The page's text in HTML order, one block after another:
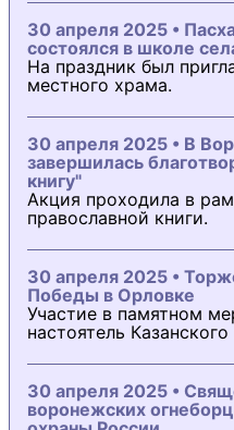
30 апреля 2025 •
состоялся в школе
На праздник был
местного храма.
30 апреля 2025 • В
завершилась
книгу"
Акция проходила в
православной книги.
30 апреля 2025 •
Победы в Орловке
Участие в памятном
настоятель
30 апреля 2025 •
воронежских